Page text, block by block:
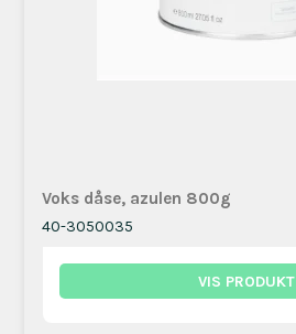
Voks dåse, azulen 800g
40-3050035
VIS PRODUKT